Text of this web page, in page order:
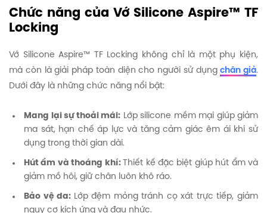
Chức năng của Vớ Silicone Aspire™ TF
Locking
Vớ Silicone Aspire™ TF Locking không chỉ là một phụ kiện,
mà còn là giải pháp toàn diện cho người sử dụngchân giả.
Dưới đây là những chức năng nổi bật:
Mang lại sự thoải mái: Lớp silicone mềm mại giúp giảm
ma sát, hạn chế áp lực và tăng cảm giác êm ái khi sử
dụng trong thời gian dài.
Hút ẩm và thoáng khí:
Thiết kế đặc biệt giúp hút ẩm và
giảm mồ hôi, giữ chân luôn khô ráo.
Bảo vệ da: Lớp đệm mỏng tránh cọ xát trực tiếp, giảm
nguy cơ kích ứng và đau nhức.